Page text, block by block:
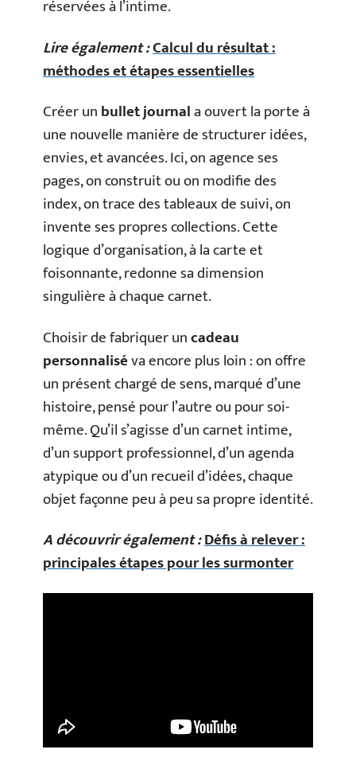
réservées à l’intime.
Lire également :Calcul du résultat :
méthodes et étapes essentielles
Créer unbullet journala ouvert la porte à
une nouvelle manière de structurer idées,
envies, et avancées. Ici, on agence ses
pages, on construit ou on modifie des
index, on trace des tableaux de suivi, on
invente ses propres collections. Cette
logique d’organisation, à la carte et
foisonnante, redonne sa dimension
singulière à chaque carnet.
Choisir de fabriquer uncadeau
personnaliséva encore plus loin : on offre
un présent chargé de sens, marqué d’une
histoire, pensé pour l’autre ou pour soi-
même. Qu’il s’agisse d’un carnet intime,
d’un support professionnel, d’un agenda
atypique ou d’un recueil d’idées, chaque
objet façonne peu à peu sa propre identité.
A découvrir également :Défis à relever :
principales étapes pour les surmonter